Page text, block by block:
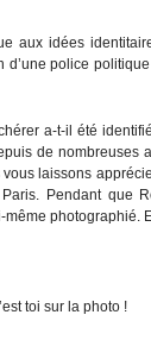
aux idées
police
a-t-il été
de nombreuses
laissons
Pendant que
photographié.
toi sur la photo !